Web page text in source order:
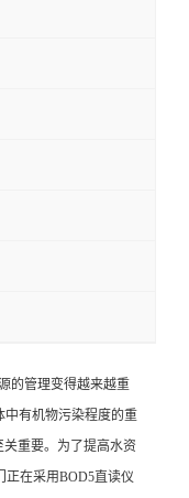
的管理变得越来越重
中有机物污染程度的重
重要。为了提高水资
正在采用BOD5直读仪